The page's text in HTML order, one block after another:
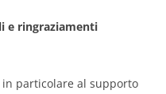
e ringraziamenti
in particolare al supporto